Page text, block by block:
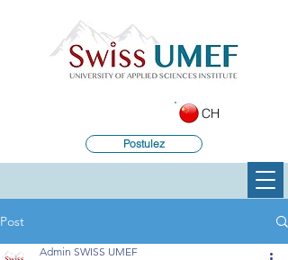
Postulez
CH
Post
Admin SWISS UMEF